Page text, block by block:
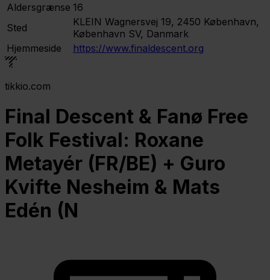
Aldersgrænse 16
Sted
KLEIN Wagnersvej 19, 2450 København,
København SV, Danmark
Hjemmeside
https://www.finaldescent.org
tikkio.com
Final Descent & Fanø Free
Folk Festival: Roxane
Metayér (FR/BE) + Guro
Kvifte Nesheim & Mats
Edén (N